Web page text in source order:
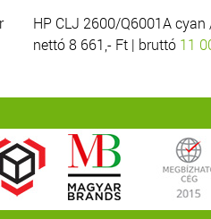
HP CLJ 2600/Q6001A
nettó 8 661,- Ft | bruttó 11